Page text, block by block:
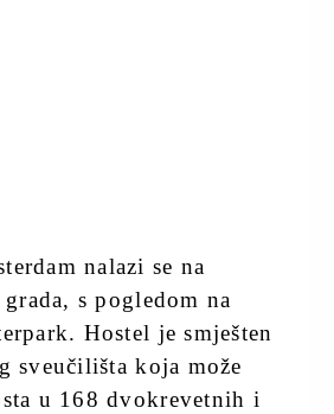
nalazi se na
s pogledom na
Hostel je smješten
sveučilišta koja može
u 168 dvokrevetnih i